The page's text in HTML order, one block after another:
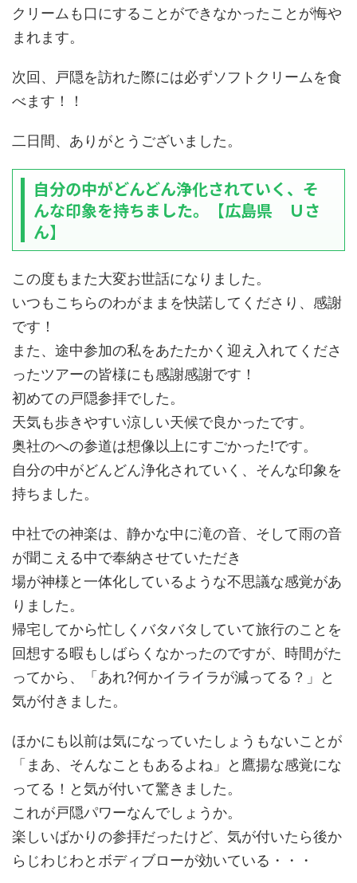
クリームも口にすることができなかったことが悔や
まれます。
次回、戸隠を訪れた際には必ずソフトクリームを食
べます！！
二日間、ありがとうございました。
自分の中がどんどん浄化されていく、そ
んな印象を持ちました。【広島県 Ｕさ
ん】
この度もまた大変お世話になりました。
いつもこちらのわがままを快諾してくださり、感謝
です！
また、途中参加の私をあたたかく迎え入れてくださ
ったツアーの皆様にも感謝感謝です！
初めての戸隠参拝でした。
天気も歩きやすい涼しい天候で良かったです。
奥社のへの参道は想像以上にすごかった!です。
自分の中がどんどん浄化されていく、そんな印象を
持ちました。
中社での神楽は、静かな中に滝の音、そして雨の音
が聞こえる中で奉納させていただき
場が神様と一体化しているような不思議な感覚があ
りました。
帰宅してから忙しくバタバタしていて旅行のことを
回想する暇もしばらくなかったのですが、時間がた
ってから、「あれ?何かイライラが減ってる？」と
気が付きました。
ほかにも以前は気になっていたしょうもないことが
「まあ、そんなこともあるよね」と鷹揚な感覚にな
ってる！と気が付いて驚きました。
これが戸隠パワーなんでしょうか。
楽しいばかりの参拝だったけど、気が付いたら後か
らじわじわとボディブローが効いている・・・